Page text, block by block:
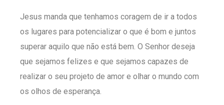
Jesus manda que tenhamos coragem de ir a todos
os lugares para potencializar o que é bom e juntos
superar aquilo que não está bem. O Senhor deseja
que sejamos felizes e que sejamos capazes de
realizar o seu projeto de amor e olhar o mundo com
os olhos de esperança.